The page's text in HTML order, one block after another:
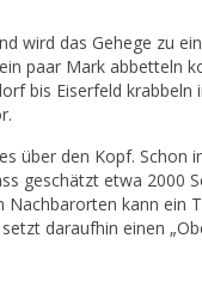
wird das Gehege zu
paar Mark abbetteln
bis Eiserfeld
über den Kopf. Schon
geschätzt etwa 2000
Nachbarorten kann ein
daraufhin einen